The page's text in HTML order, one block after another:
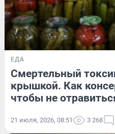
ЕДА
Смертельный
крышкой. Как
чтобы не
21 июля, 2026, 08:51 3 268